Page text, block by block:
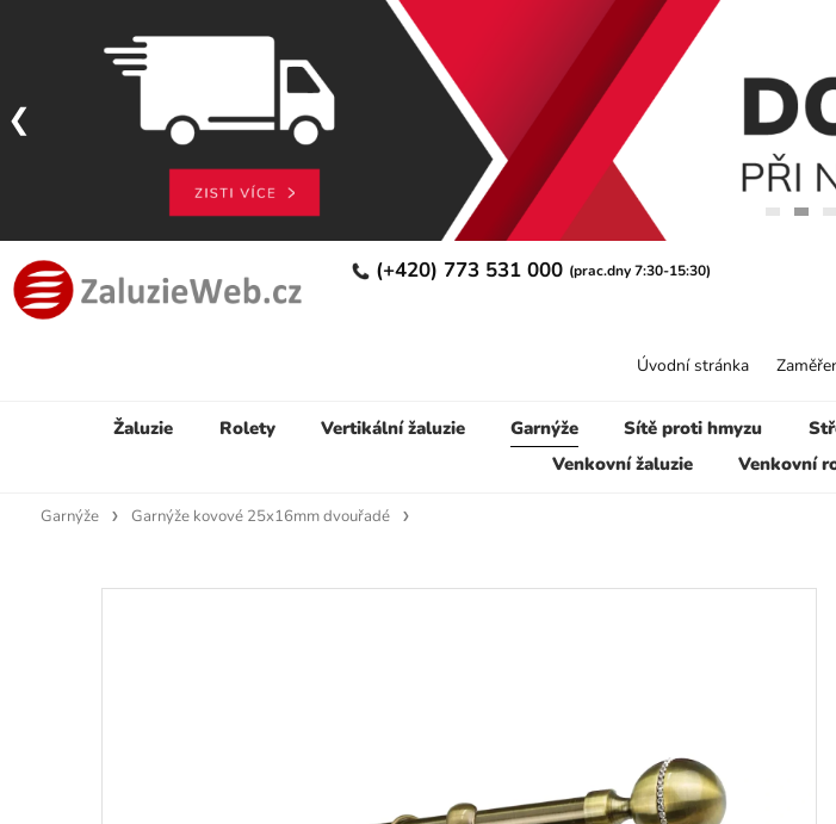
(+420) 773 531 000 (prac.dny 7:30-15:30)
Žaluzie Rolety Vertikální žaluzie Garnýže Sítě proti hmyzu
Venkovní žaluzie
Venkovní
Úvodní stránka
Garnýže Garnýže kovové 25x16mm dvouřadé